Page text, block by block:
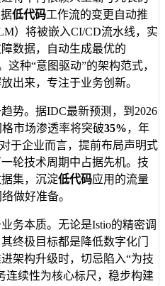
低代码工作流的变更自动推
）将被嵌入CI/CD流水线，实
数据，自动生成最优的
这种“意图驱动”的架构范式，
出来，专注于业务创新。
势。据IDC最新预测，到2026
市场渗透率将突破35%，年
于企业而言，提前布局声明式
轮技术周期中占据先机。技
集，沉淀低代码应用的流量
做好准备。
务本质。无论是Istio的精密调
终极目标都是降低数字化门
架构升级时，切忌陷入“为技
连续性为核心标尺，稳步构建